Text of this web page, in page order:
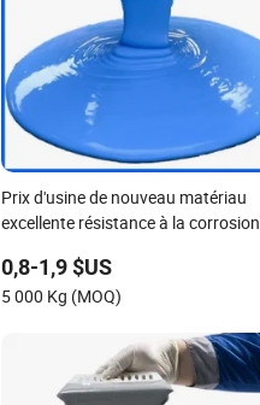
Prix d'usine de nouveau matériau
excellente résistance à la corrosion
d'huile de polyuréthane
0,8-1,9 $US
5 000 Kg (MOQ)